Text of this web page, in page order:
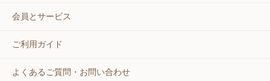
会員とサービス
ご利用ガイド
よくあるご質問・お問い合わせ